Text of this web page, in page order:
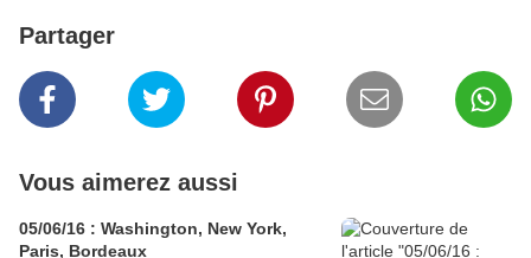
Partager
Vous aimerez aussi
05/06/16 : Washington, New York,
Paris, Bordeaux